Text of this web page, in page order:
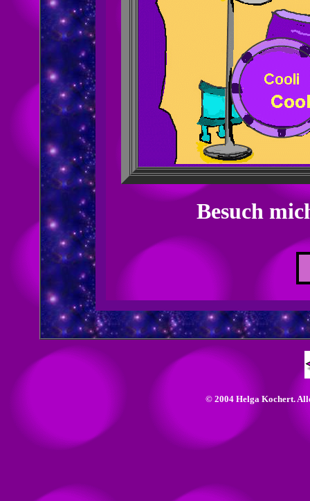
Besuch
© 2004 Helga Kochert.